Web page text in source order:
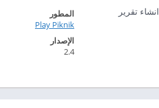
انشاء تقرير
المطور
Play Piknik‏
الإصدار
2.4